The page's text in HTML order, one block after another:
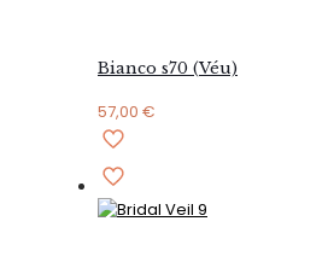
Bianco s70 (Véu)
57,00 €